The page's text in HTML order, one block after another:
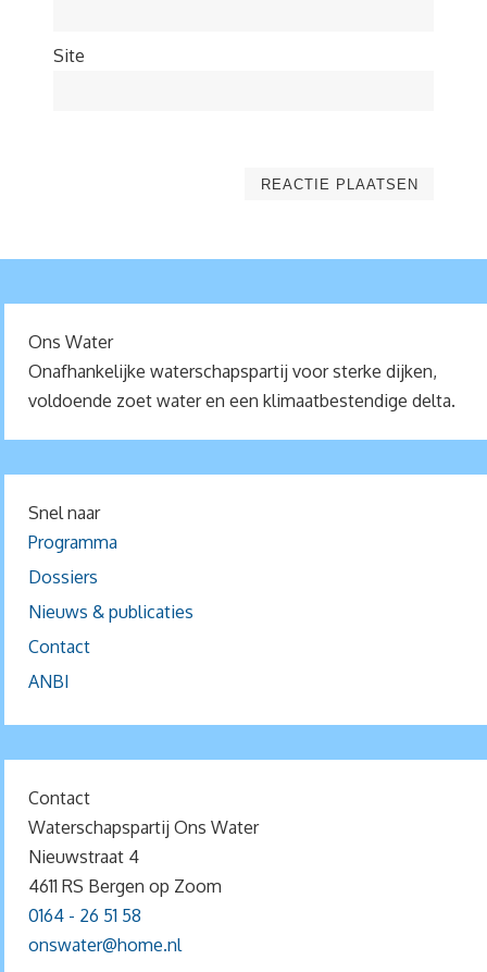
Site
Ons Water
Onafhankelijke waterschapspartij voor sterke dijken,
voldoende zoet water en een klimaatbestendige delta.
Snel naar
Programma
Dossiers
Nieuws & publicaties
Contact
ANBI
Contact
Waterschapspartij Ons Water
Nieuwstraat 4
4611 RS Bergen op Zoom
0164 - 26 51 58
onswater@home.nl